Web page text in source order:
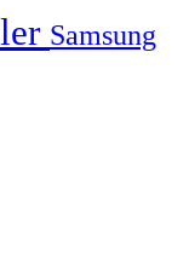
Samsung